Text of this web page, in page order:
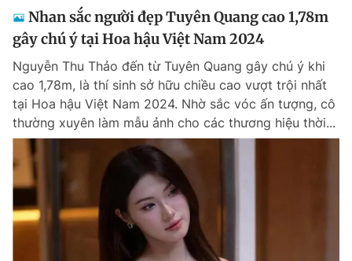
Nhan sắc người đẹp Tuyên Quang cao 1,78m
gây chú ý tại Hoa hậu Việt Nam 2024
Nguyễn Thu Thảo đến từ Tuyên Quang gây chú ý khi
cao 1,78m, là thí sinh sở hữu chiều cao vượt trội nhất
tại Hoa hậu Việt Nam 2024. Nhờ sắc vóc ấn tượng, cô
thường xuyên làm mẫu ảnh cho các thương hiệu thời...